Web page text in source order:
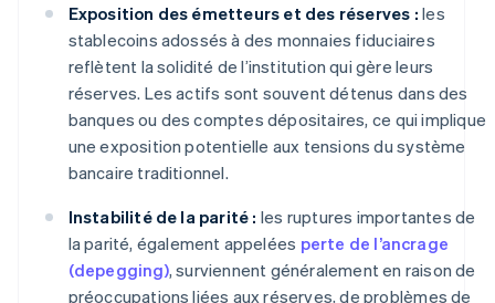
Exposition des émetteurs et des réserves : les
stablecoins adossés à des monnaies fiduciaires
reflètent la solidité de l’institution qui gère leurs
réserves. Les actifs sont souvent détenus dans des
banques ou des comptes dépositaires, ce qui implique
une exposition potentielle aux tensions du système
bancaire traditionnel.
Instabilité de la parité : les ruptures importantes de
la parité, également appelées perte de l’ancrage
(depegging), surviennent généralement en raison de
préoccupations liées aux réserves, de problèmes de